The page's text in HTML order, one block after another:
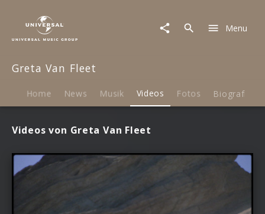
Menu
Greta Van Fleet
Home News Musik Videos Fotos Biografie
Videos von Greta Van Fleet